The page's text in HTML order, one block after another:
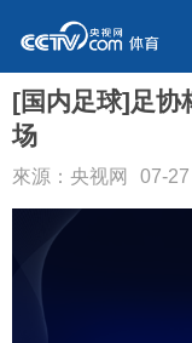
[国内足球]足协
场
來源：央视网 07-